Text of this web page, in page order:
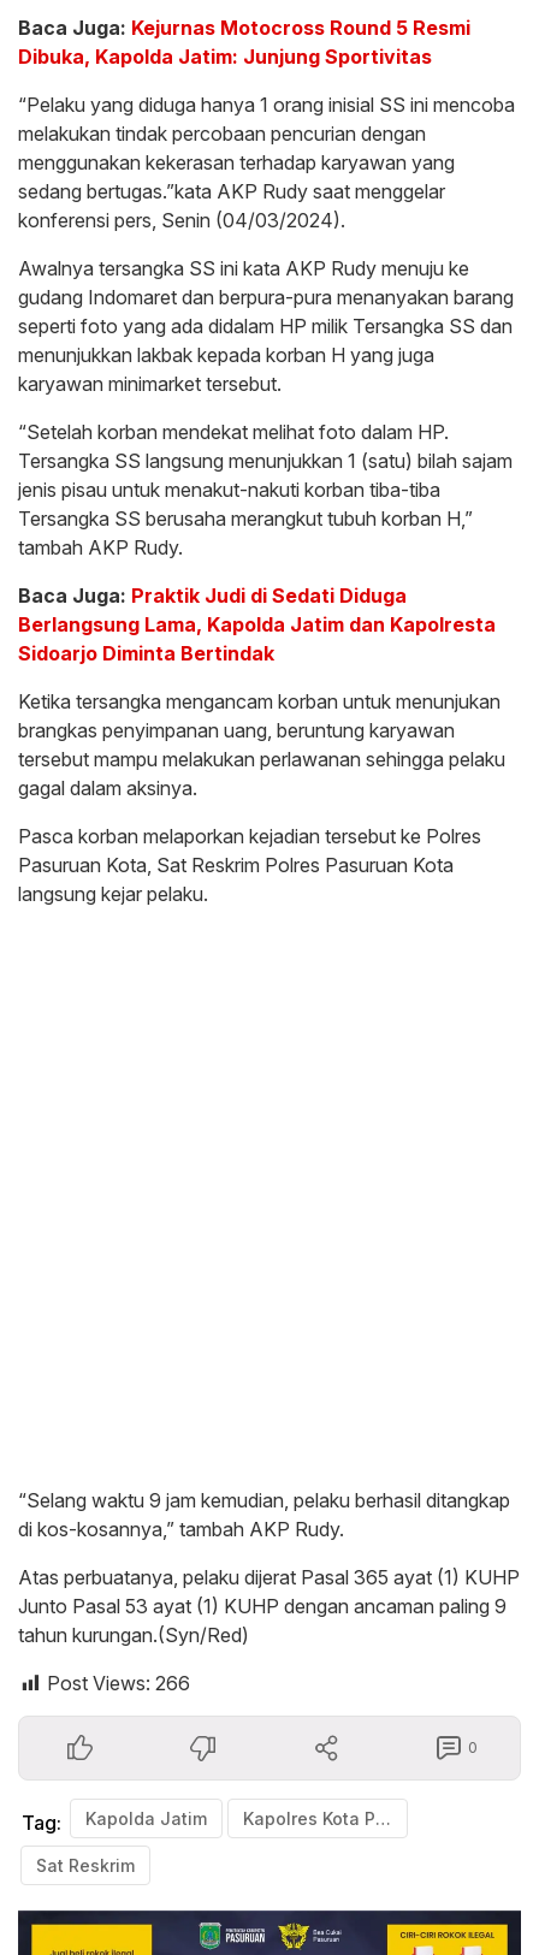
Baca Juga: Kejurnas Motocross Round 5 Resmi
Dibuka, Kapolda Jatim: Junjung Sportivitas
“Pelaku yang diduga hanya 1 orang inisial SS ini mencoba
melakukan tindak percobaan pencurian dengan
menggunakan kekerasan terhadap karyawan yang
sedang bertugas.”kata AKP Rudy saat menggelar
konferensi pers, Senin (04/03/2024).
Awalnya tersangka SS ini kata AKP Rudy menuju ke
gudang Indomaret dan berpura-pura menanyakan barang
seperti foto yang ada didalam HP milik Tersangka SS dan
menunjukkan lakbak kepada korban H yang juga
karyawan minimarket tersebut.
“Setelah korban mendekat melihat foto dalam HP.
Tersangka SS langsung menunjukkan 1 (satu) bilah sajam
jenis pisau untuk menakut-nakuti korban tiba-tiba
Tersangka SS berusaha merangkut tubuh korban H,”
tambah AKP Rudy.
Baca Juga: Praktik Judi di Sedati Diduga
Berlangsung Lama, Kapolda Jatim dan Kapolresta
Sidoarjo Diminta Bertindak
Ketika tersangka mengancam korban untuk menunjukan
brangkas penyimpanan uang, beruntung karyawan
tersebut mampu melakukan perlawanan sehingga pelaku
gagal dalam aksinya.
Pasca korban melaporkan kejadian tersebut ke Polres
Pasuruan Kota, Sat Reskrim Polres Pasuruan Kota
langsung kejar pelaku.
“Selang waktu 9 jam kemudian, pelaku berhasil ditangkap
di kos-kosannya,” tambah AKP Rudy.
Atas perbuatanya, pelaku dijerat Pasal 365 ayat (1) KUHP
Junto Pasal 53 ayat (1) KUHP dengan ancaman paling 9
tahun kurungan.(Syn/Red)
Post Views: 266
0
Tag: Kapolda Jatim Kapolres Kota Pasuruan
Sat Reskrim